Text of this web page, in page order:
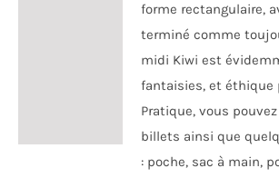
forme rectangulaire,
terminé comme
midi Kiwi est
fantaisies, et éthique
Pratique, vous
billets ainsi que
: poche, sac à main,